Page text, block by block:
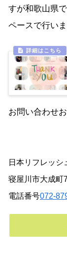
すが和歌山県
ペースで行いま
お問い合わせ
日本リフレッ
寝屋川市大成町
電話番号072-